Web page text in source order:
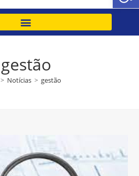
gestão
> Notícias > gestão